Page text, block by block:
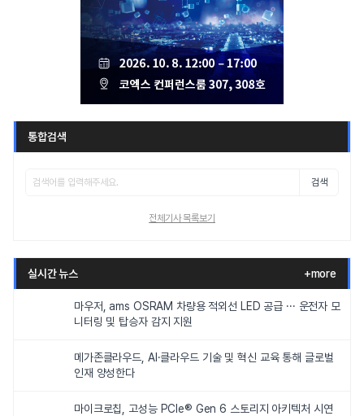
통합검색
검색
전체기사 목록보기
실시간 뉴스 +more
마우저, ams OSRAM 차량용 적외선 LED 공급 ··· 운전자 모
니터링 및 탑승자 감지 지원
메가존클라우드, AI·클라우드 기술 및 혁신 교육 통해 글로벌
인재 양성한다
마이크로칩, 고성능 PCIe® Gen 6 스토리지 아키텍처 시연